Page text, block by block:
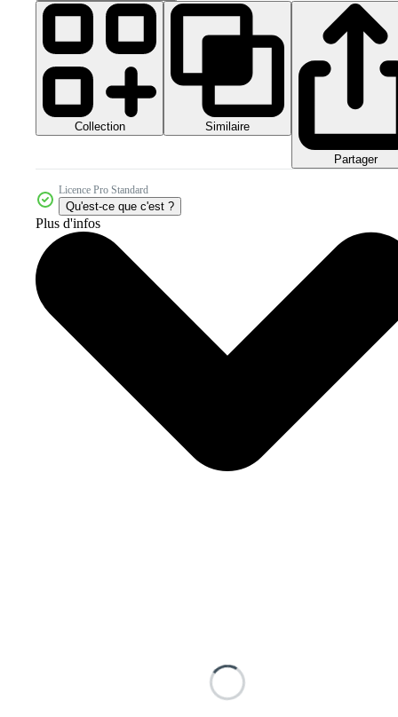
Collection Similaire
Partager
Licence Pro Standard
Qu'est-ce que c'est ?
Plus d'infos